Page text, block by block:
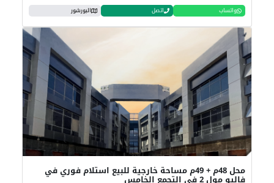
واتساب اتصل البورشور
محل 48م + 49م مساحة خارجية للبيع استلام فوري في
فاليو مول 2 في التجمع الخامس